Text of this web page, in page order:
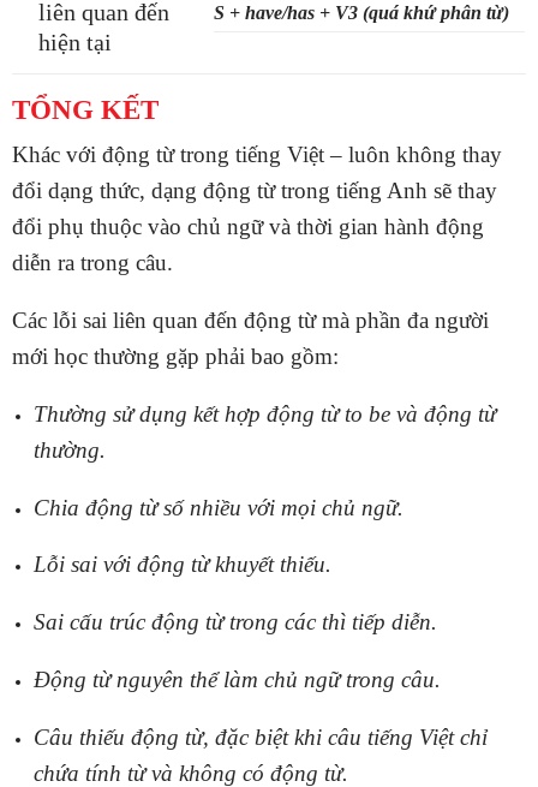
liên quan đến
hiện tại
S + have/has + V3 (quá khứ phân từ)
TỔNG KẾT
Khác với động từ trong tiếng Việt – luôn không thay
đổi dạng thức, dạng động từ trong tiếng Anh sẽ thay
đổi phụ thuộc vào chủ ngữ và thời gian hành động
diễn ra trong câu.
Các lỗi sai liên quan đến động từ mà phần đa người
mới học thường gặp phải bao gồm:
Thường sử dụng kết hợp động từ to be và động từ
thường.
Chia động từ số nhiều với mọi chủ ngữ.
Lỗi sai với động từ khuyết thiếu.
Sai cấu trúc động từ trong các thì tiếp diễn.
Động từ nguyên thể làm chủ ngữ trong câu.
Câu thiếu động từ, đặc biệt khi câu tiếng Việt chỉ
chứa tính từ và không có động từ.